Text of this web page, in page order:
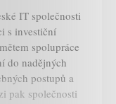
IT společnosti
s investiční
spolupráce
do nadějných
postupů a
pak společnosti